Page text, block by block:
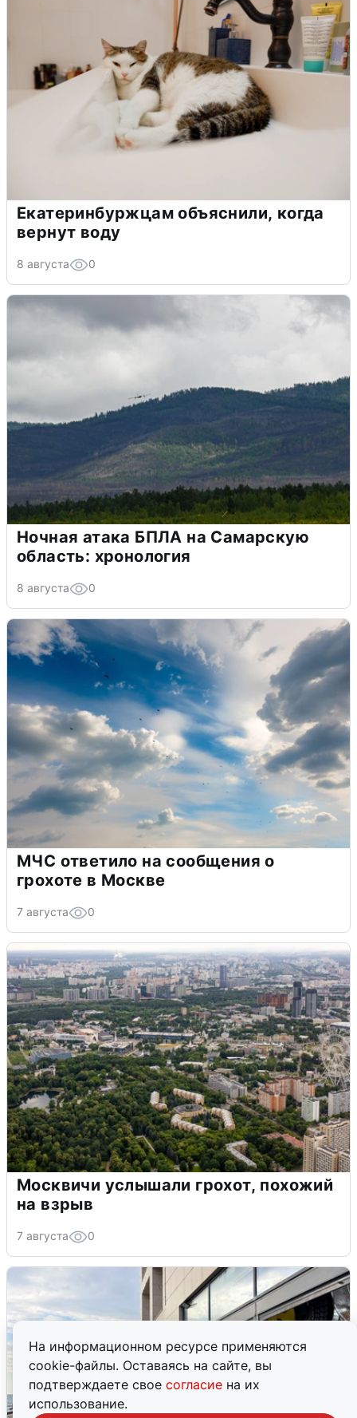
На информационном ресурсе применяются
cookie-файлы. Оставаясь на сайте, вы
подтверждаете свое согласие на их
использование.
Екатеринбуржцам объяснили, когда
вернут воду
8 августа 0
Ночная атака БПЛА на Самарскую
область: хронология
8 августа 0
МЧС ответило на сообщения о
грохоте в Москве
7 августа 0
Москвичи услышали грохот, похожий
на взрыв
7 августа 0